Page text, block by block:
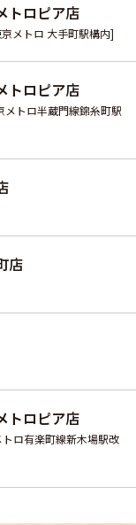
トロピア店
メトロ 大手町駅構内]
トロピア店
トロ半蔵門線錦糸町駅
店
トロピア店
ロ有楽町線新木場駅改